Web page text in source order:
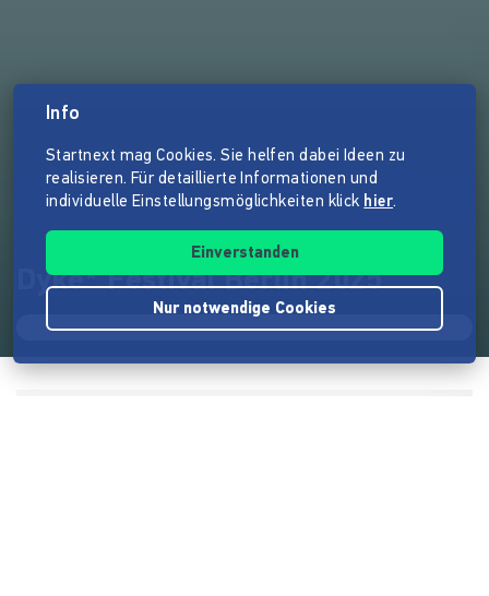
Dyke* Festival Berlin 2025
Info
Startnext mag Cookies. Sie helfen dabei Ideen zu
realisieren. Für detaillierte Informationen und
individuelle Einstellungsmöglichkeiten klick hier.
Einverstanden
Nur notwendige Cookies